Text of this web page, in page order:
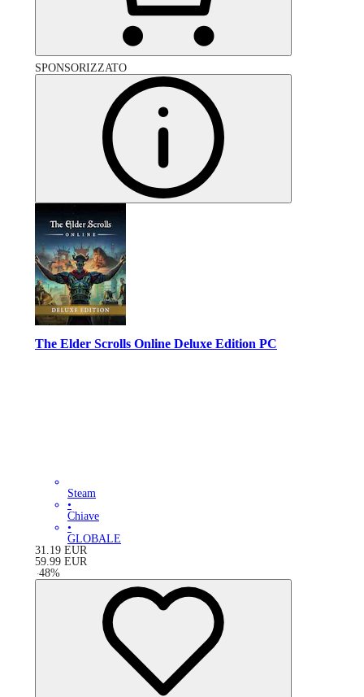
SPONSORIZZATO
The Elder Scrolls Online Deluxe Edition PC
Steam
•
Chiave
•
GLOBALE
31.19 EUR
59.99 EUR
-48%